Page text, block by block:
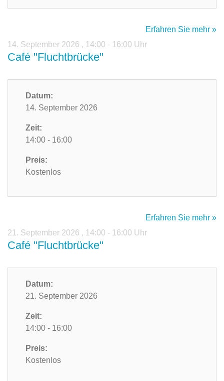
Erfahren Sie mehr »
14. September 2026 , 14:00 - 16:00 Uhr
Café "Fluchtbrücke"
Datum:
14. September 2026
Zeit:
14:00 - 16:00
Preis:
Kostenlos
Erfahren Sie mehr »
21. September 2026 , 14:00 - 16:00 Uhr
Café "Fluchtbrücke"
Datum:
21. September 2026
Zeit:
14:00 - 16:00
Preis:
Kostenlos